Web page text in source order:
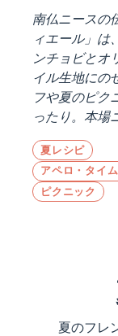
南仏ニースの
ィエール」は
ンチョビとオ
イル生地にの
フや夏のピク
ったり。本場
夏レシピ
アペロ・タイ
ピクニック
夏のフレ